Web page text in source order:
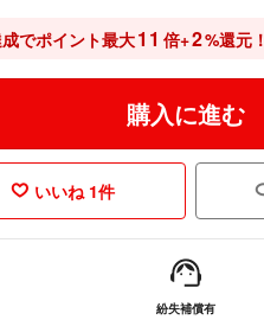
でポイント最大11 倍+2%還元！
購入に進む
いいね 1件
紛失補償有